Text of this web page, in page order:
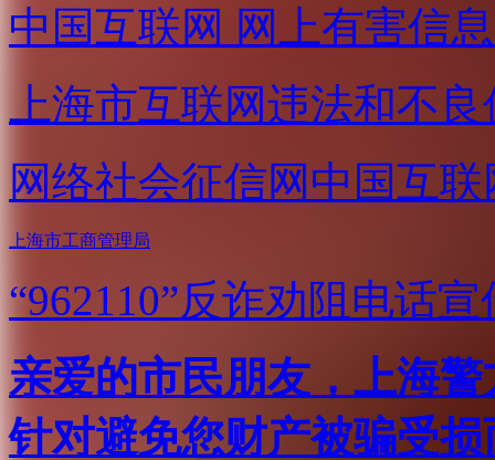
中国互联网 网上有害信
上海市互联网违法和不
网络社会征信网 中国互
上海市工商管理局
“962110”反诈劝阻电话宣
亲爱的市民朋友，上海
针对避免您财产被骗受